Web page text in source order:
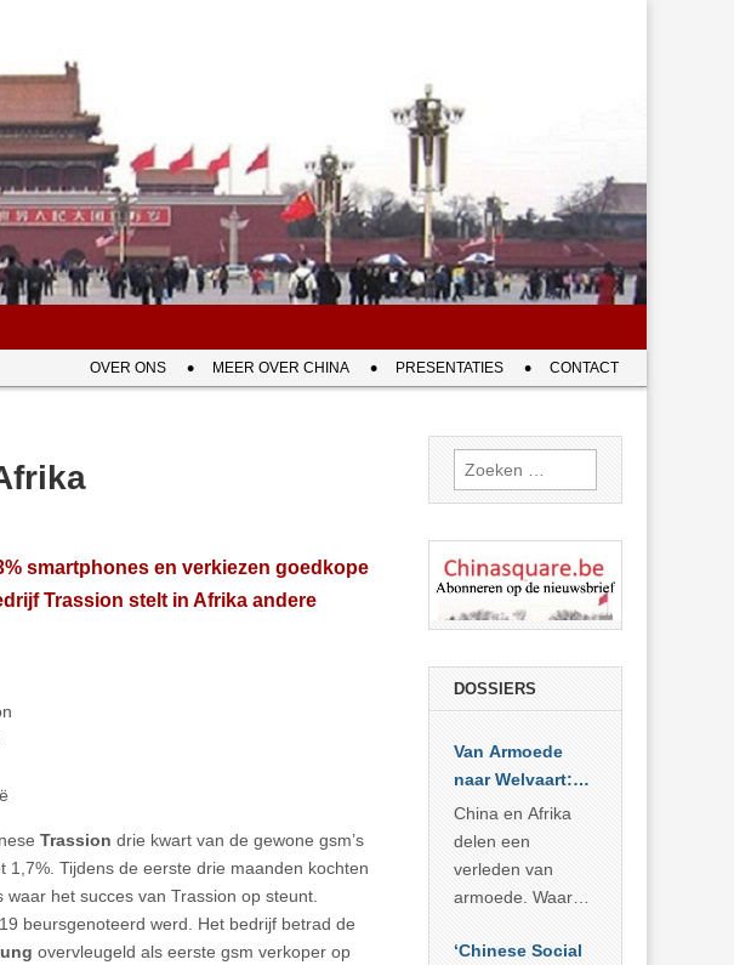
OVER ONS MEER OVER CHINA PRESENTATIES CONTACT
smartphones en verkiezen goedkope
Trassion stelt in Afrika andere
Trassion drie kwart van de gewone gsm’s
1,7%. Tijdens de eerste drie maanden kochten
het succes van Trassion op steunt.
beursgenoteerd werd. Het bedrijf betrad de
overvleugeld als eerste gsm verkoper op
Zoeken
naar:
DOSSIERS
Van Armoede
naar Welvaart:
Wat Afrika kan
leren van
China’s
economisch
China en Afrika
delen een
verleden van
armoede. Waar
voorbije veertig
‘Chinese Social